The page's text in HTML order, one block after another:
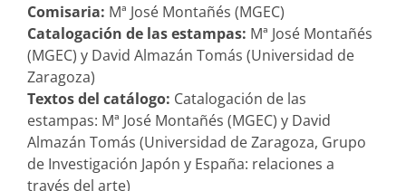
Comisaria: Mª José Montañés (MGEC)
Catalogación de las estampas: Mª José Montañés
(MGEC) y David Almazán Tomás (Universidad de
Zaragoza)
Textos del catálogo: Catalogación de las
estampas: Mª José Montañés (MGEC) y David
Almazán Tomás (Universidad de Zaragoza, Grupo
de Investigación Japón y España: relaciones a
través del arte)